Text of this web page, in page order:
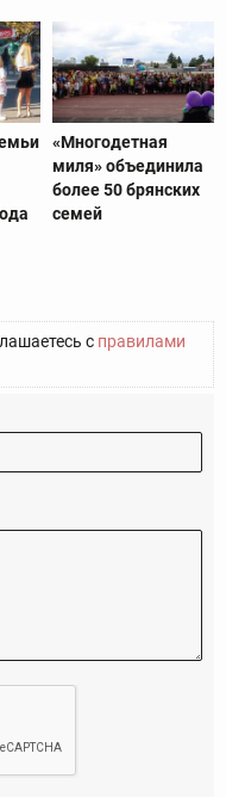
«Многодетная
миля» объединила
более 50 брянских
семей
с правилами